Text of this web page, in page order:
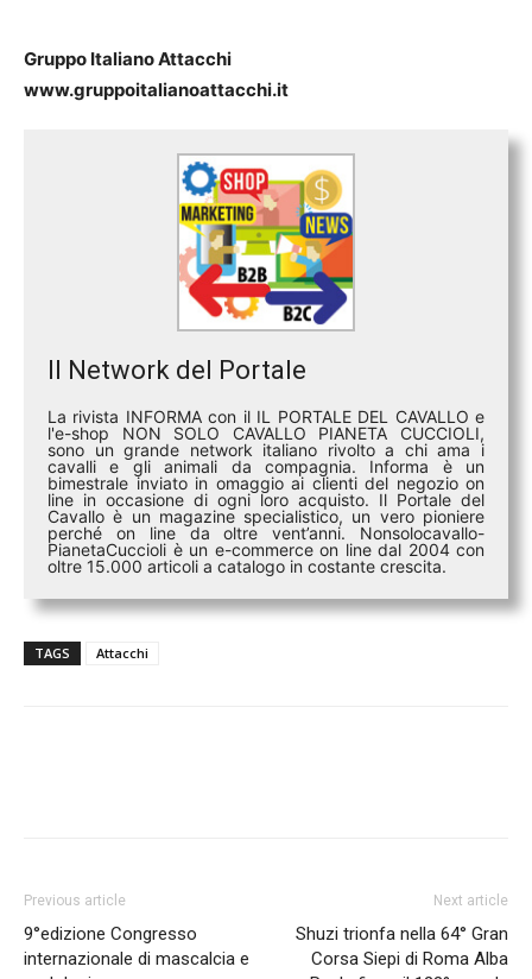
Gruppo Italiano Attacchi
www.gruppoitalianoattacchi.it
Il Network del Portale
La rivista INFORMA con il IL PORTALE DEL CAVALLO e
l'e-shop NON SOLO CAVALLO PIANETA CUCCIOLI,
sono un grande network italiano rivolto a chi ama i
cavalli e gli animali da compagnia. Informa è un
bimestrale inviato in omaggio ai clienti del negozio on
line in occasione di ogni loro acquisto. Il Portale del
Cavallo è un magazine specialistico, un vero pioniere
perché on line da oltre vent’anni. Nonsolocavallo-
PianetaCuccioli è un e-commerce on line dal 2004 con
oltre 15.000 articoli a catalogo in costante crescita.
TAGS Attacchi
Previous article
9°edizione Congresso
internazionale di mascalcia e
Next article
Shuzi trionfa nella 64° Gran
Corsa Siepi di Roma Alba